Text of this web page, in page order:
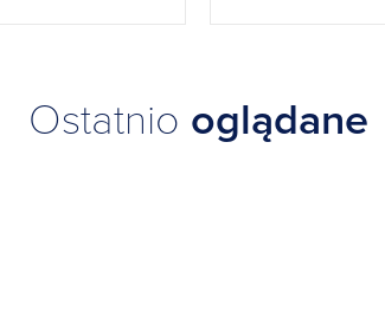
Ostatnio oglądane